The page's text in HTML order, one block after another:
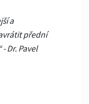
a
přední
Dr. Pavel